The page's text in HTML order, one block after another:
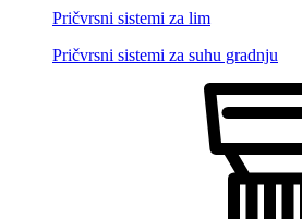
Pričvrsni sistemi za lim
Pričvrsni sistemi za suhu gradnju